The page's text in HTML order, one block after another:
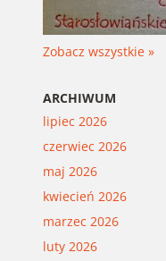
Zobacz wszystkie »
ARCHIWUM
lipiec 2026
czerwiec 2026
maj 2026
kwiecień 2026
marzec 2026
luty 2026